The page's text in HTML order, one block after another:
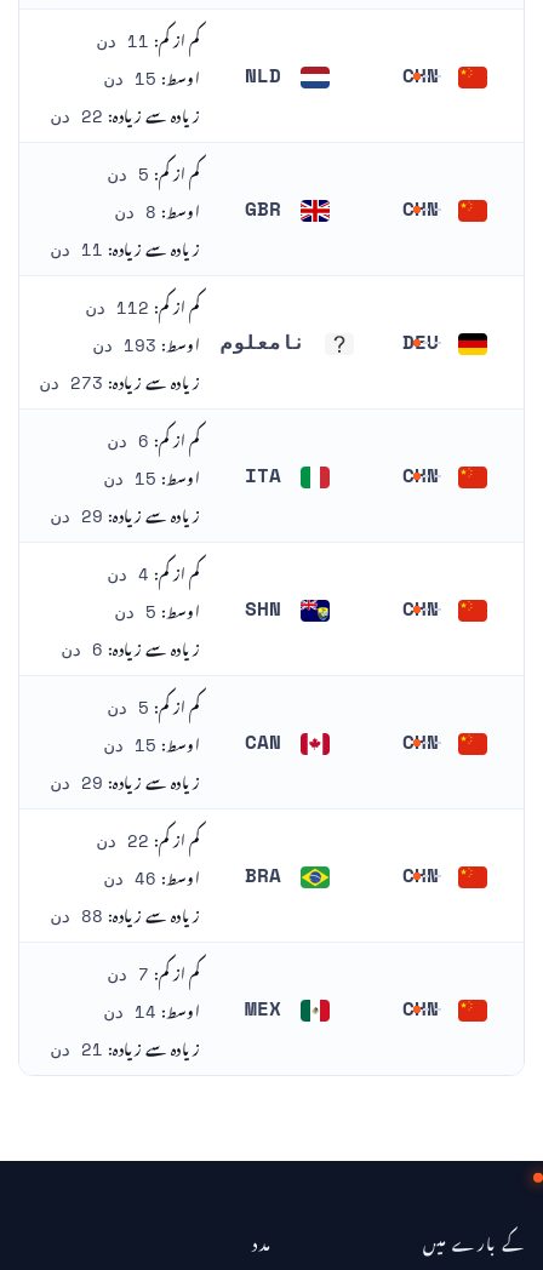
CHN
کم از کم: 11 دن
اوسط: 15 دن
زیادہ سے زیادہ: 22 دن
CHN
کم از کم: 5 دن
اوسط: 8 دن
زیادہ سے زیادہ: 11 دن
DEU نامعلوم
کم از کم: 112 دن
اوسط: 193 دن
زیادہ سے زیادہ: 273 دن
CHN
کم از کم: 6 دن
اوسط: 15 دن
زیادہ سے زیادہ: 29 دن
CHN
کم از کم: 4 دن
اوسط: 5 دن
زیادہ سے زیادہ: 6 دن
CHN
کم از کم: 5 دن
اوسط: 15 دن
زیادہ سے زیادہ: 29 دن
CHN
کم از کم: 22 دن
اوسط: 46 دن
زیادہ سے زیادہ: 88 دن
CHN
کم از کم: 7 دن
اوسط: 14 دن
زیادہ سے زیادہ: 21 دن
کے بارے میں مدد